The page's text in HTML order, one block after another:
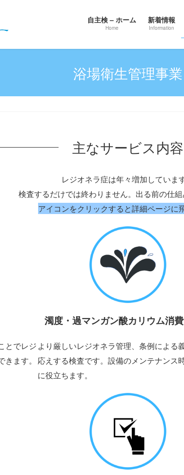
自主検 – ホーム
Home
新着情報
Information
浴場衛生管理事業
主なサービス内容
レジオネラ症は年々増加しています
検査するだけでは終わりません。出る前の仕組
アイコンをクリックすると詳細ページに
とでレジ
ます。
濁度・過マンガン酸カリウム消
より厳しいレジオネラ管理、条例による
応えする検査です。設備のメンテナンス
に役立ちます。